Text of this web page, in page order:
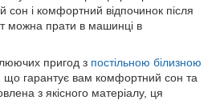
і комфортний відпочинок після
можна прати в машинці в
пригод з постільною білизною
що гарантує вам комфортний сон та
з якісного матеріалу, ця